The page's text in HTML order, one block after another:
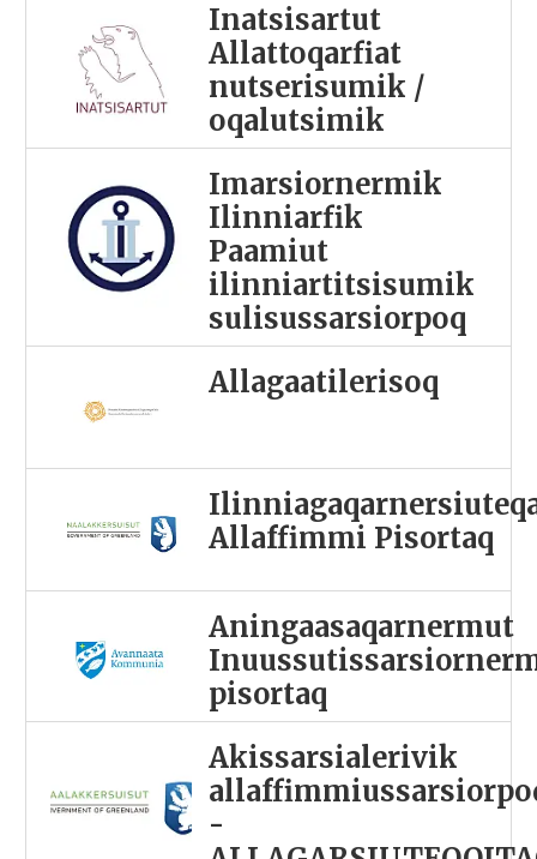
Inatsisartut
Allattoqarfiat
nutserisumik /
oqalutsimik
Imarsiornermik
Ilinniarfik
Paamiut
ilinniartitsisumik
sulisussarsiorpoq
Allagaatilerisoq
Allaffimmi Pisortaq
Aningaasaqarnermut
pisortaq
Akissarsialerivik
-